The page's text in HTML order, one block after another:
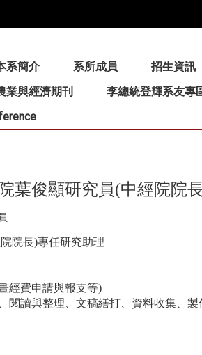
系簡介 系所成員 招生資訊
業與經濟期刊 李總統登輝系友專
葉俊顯研究員(中經院院
院長)專任研究助理
經費申請與報支等)
閱讀與整理、文稿繕打、資料收集、製